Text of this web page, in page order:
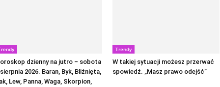
dzienny na jutro – sobota
2026. Baran, Byk, Bliźnięta,
Lew, Panna, Waga, Skorpion,
Trendy
W takiej sytuacji możesz przerwać
spowiedź. „Masz prawo odejść”